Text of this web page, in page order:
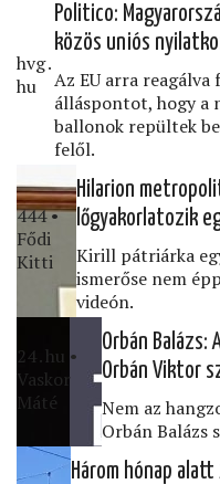
hvg․
hu
Politico:
közös uniós
Az EU arra reagálva
álláspontot, hogy
ballonok repültek
felől.
444 •
Fődi
Kitti
Hilarion
lőgyakorlatozik
Kirill pátriárka
ismerőse nem
videón.
24․hu •
Vaskor
Máté
Orbán Balázs:
Orbán Viktor
Nem az
Orbán Balázs
Három hónap